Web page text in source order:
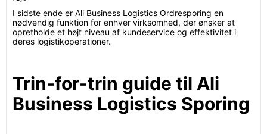
I sidste ende er Ali Business Logistics Ordresporing en
nødvendig funktion for enhver virksomhed, der ønsker at
opretholde et højt niveau af kundeservice og effektivitet i
deres logistikoperationer.
Trin-for-trin guide til Ali
Business Logistics Sporing